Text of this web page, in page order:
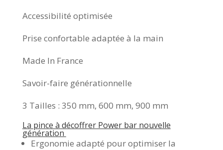
Accessibilité optimisée
Prise confortable adaptée à la main
Made In France
Savoir-faire générationnelle
3 Tailles : 350 mm, 600 mm, 900 mm
La pince à décoffrer Power bar nouvelle
génération
Ergonomie adapté pour optimiser la